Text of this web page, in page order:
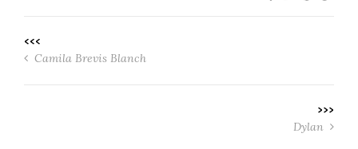
<<<
Camila Brevis Blanch
>>>
Dylan